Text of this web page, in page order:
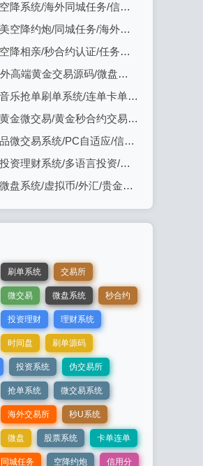
统/海外同城任务/信用分/空降约炮
降约炮/同城任务/海外空降系统
亲/秒合约认证/任务认证/空降微交易
黄金交易源码/微盘微交易/黄金投资交易
抢单刷单系统/连单卡单/前端uniapp
交易/黄金秒合约交易/黄金投资/前端VUE
交易系统/PC自适应/信用分/委买微盘
财系统/多语言投资/余额宝/推广分销
/虚拟币/外汇/贵金属/实名认证/余额宝/信用分
刷单系统 交易所
微交易 微盘系统 秒合约
投资理财 理财系统
时间盘 刷单源码
投资系统 伪交易所
抢单系统 微交易系统
海外交易所 秒U系统
微盘 股票系统 卡单连单
同城任务 空降约炮 信用分